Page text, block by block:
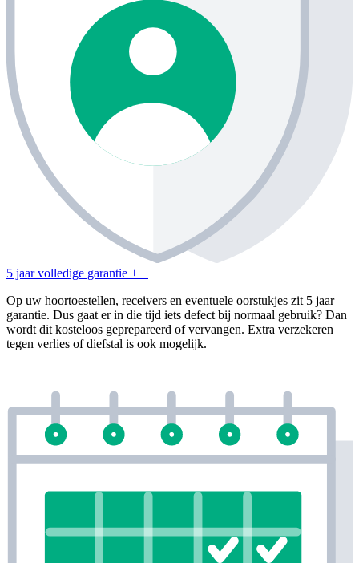
5 jaar volledige garantie + −
Op uw hoortoestellen, receivers en eventuele oorstukjes zit 5 jaar
garantie. Dus gaat er in die tijd iets defect bij normaal gebruik? Dan
wordt dit kosteloos geprepareerd of vervangen. Extra verzekeren
tegen verlies of diefstal is ook mogelijk.